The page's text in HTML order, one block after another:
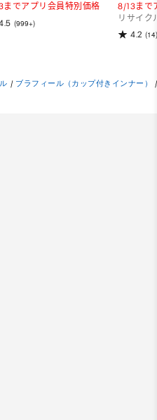
までアプリ会員特別価格
(999+)
8/13まで
リサイク
4.2 (14)
/ ブラフィール（カップ付きインナー） /